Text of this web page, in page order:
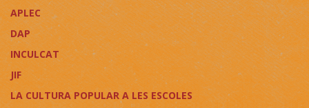
APLEC
DAP
INCULCAT
JIF
LA CULTURA POPULAR A LES ESCOLES